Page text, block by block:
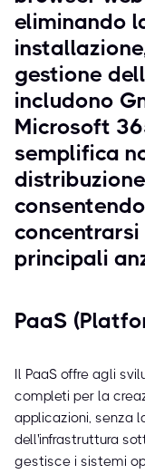
eliminando
gestione
includono
Microsoft
semplifica
principali
PaaS
Il PaaS offre agli
completi per la
applicazioni, senza
dell'infrastruttura
gestisce i sistemi